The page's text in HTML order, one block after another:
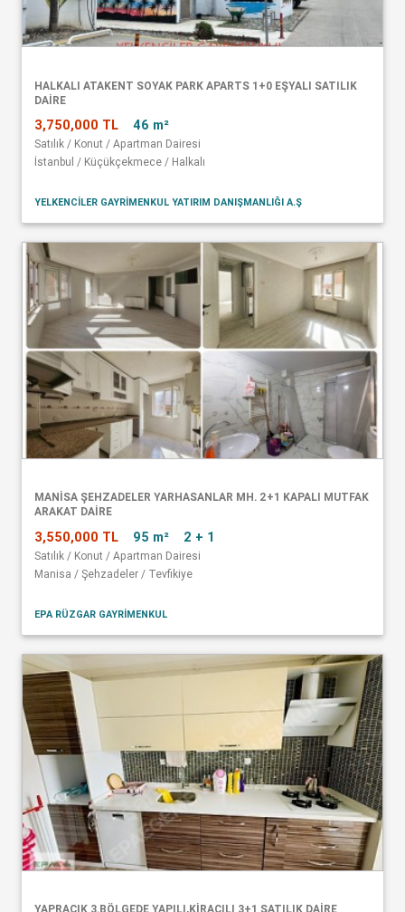
HALKALI ATAKENT SOYAK PARK APARTS 1+0 EŞYALI SATILIK
DAİRE
3,750,000 TL 46 m²
Satılık / Konut / Apartman Dairesi
İstanbul / Küçükçekmece / Halkalı
YELKENCİLER GAYRİMENKUL YATIRIM DANIŞMANLIĞI A.Ş
MANISA ŞEHZADELER YARHASANLAR MH. 2+1 KAPALI MUTFAK
ARAKAT DAIRE
3,550,000 TL 95 m² 2 + 1
Satılık / Konut / Apartman Dairesi
Manisa / Şehzadeler / Tevfikiye
EPA RÜZGAR GAYRİMENKUL
YAPRACIK 3.BÖLGEDE YAPILI,KİRACILI 3+1 SATILIK DAİRE